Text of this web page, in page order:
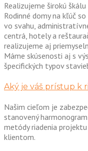
Realizujeme širokú
Rodinné domy na kľúč
vo svahu,
centrá, hotely a
realizujeme aj
Máme skúsenosti aj s
špecifických typov
Aký je váš prístup k
Našim cieľom je
stanovený
metódy riadenia
klientom.